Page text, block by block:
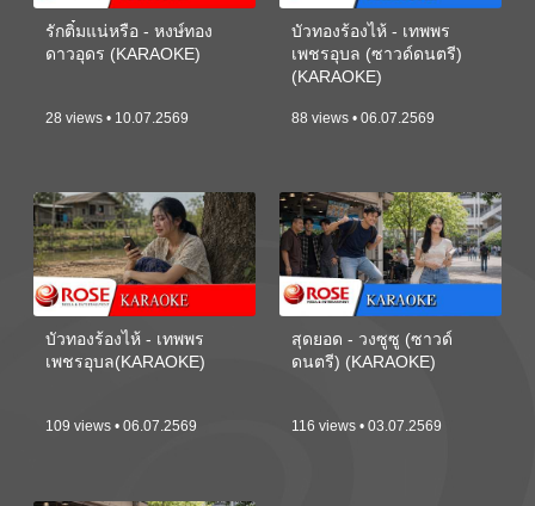
รักติ๋มแน่หรือ - หงษ์ทอง
ดาวอุดร (KARAOKE)
28 views • 10.07.2569
บัวทองร้องไห้ - เทพพร
เพชรอุบล (ซาวด์ดนตรี)
(KARAOKE)
88 views • 06.07.2569
บัวทองร้องไห้ - เทพพร
เพชรอุบล(KARAOKE)
109 views • 06.07.2569
สุดยอด - วงซูซู (ซาวด์
ดนตรี) (KARAOKE)
116 views • 03.07.2569